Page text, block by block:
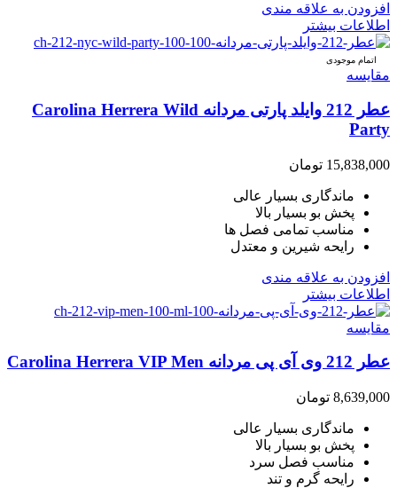
افزودن به علاقه مندی
اطلاعات بیشتر
اتمام موجودی
مقایسه
عطر 212 وایلد پارتی مردانه Carolina Herrera Wild
Party
15,838,000 تومان
ماندگاری بسیار عالی
پخش بو بسیار بالا
مناسب تمامی فصل ها
رایحه شیرین و معتدل
افزودن به علاقه مندی
اطلاعات بیشتر
مقایسه
عطر 212 وی آی پی مردانه Carolina Herrera VIP Men
8,639,000 تومان
ماندگاری بسیار عالی
پخش بو بسیار بالا
مناسب فصل سرد
رایحه گرم و تند